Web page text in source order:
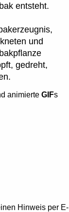
entsteht.
und
gedreht,
animierte GIFs
Hinweis per E-